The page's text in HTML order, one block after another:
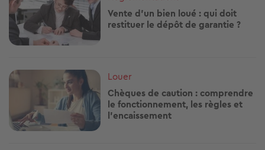
Vente d’un bien loué : qui doit
restituer le dépôt de garantie ?
Image
Louer
Chèques de caution : comprendre
le fonctionnement, les règles et
l'encaissement